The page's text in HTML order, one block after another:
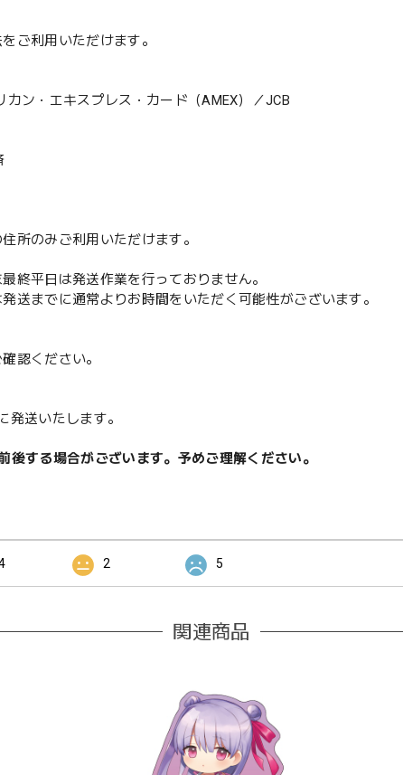
ご利用いただけます。
ン・エキスプレス・カード（AMEX）／JCB
所のみご利用いただけます。
終平日は発送作業を行っておりません。
送までに通常よりお時間をいただく可能性がございます。
認ください。
発送いたします。
後する場合がございます。予めご理解ください。
2 5
関連商品